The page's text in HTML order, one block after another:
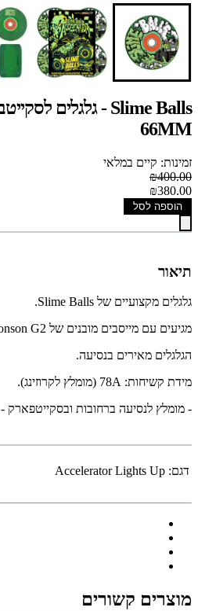
66MM
זמינות: קיים במלאי
₪400.00
₪380.00
הוספה לסל
תיאור
גלגלים מקצועיים של Slime Balls.
מגיעים עם מייסבים מובנים של Bronson G2,
הגלגלים מאירים בנסיעה.
מידת קשיחות: 78A (מומלץ לקרוזינג).
- מומלץ לנסיעה ברחובות ובסקייטפארק -
דגם: Accelerator Lights Up
מוצרים קשורים